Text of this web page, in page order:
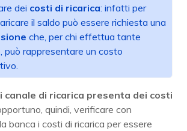
dei costi di ricarica: infatti per
il saldo può essere richiesta una
che, per chi effettua tante
può rappresentare un costo
canale di ricarica presenta dei costi
opportuno, quindi, verificare con
banca i costi di ricarica per essere